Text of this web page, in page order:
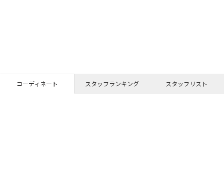
コーディネート スタッフランキング スタッフリスト